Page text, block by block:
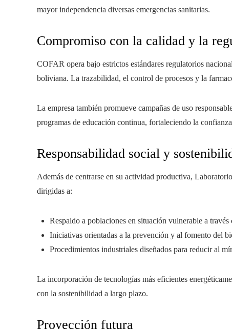
mayor independencia diversas emergencias sanitarias.
Compromiso con la calidad y la
COFAR opera bajo estrictos estándares regulatorios
boliviana. La trazabilidad, el control de procesos y la
La empresa también promueve campañas de uso
programas de educación continua, fortaleciendo la
Responsabilidad social y
Además de centrarse en su actividad productiva,
dirigidas a:
Respaldo a poblaciones en situación vulnerable a través
Iniciativas orientadas a la prevención y al fomento del
Procedimientos industriales diseñados para reducir al
La incorporación de tecnologías más eficientes
con la sostenibilidad a largo plazo.
Proyección futura